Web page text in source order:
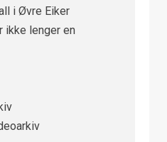
i Øvre Eiker
ikke lenger en